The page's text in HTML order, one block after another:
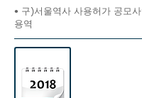
• 구)서울역사 사용허가 공모
용역